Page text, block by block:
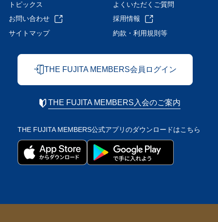
トピックス
よくいただくご質問
お問い合わせ
採用情報
サイトマップ
約款・利用規則等
THE FUJITA MEMBERS会員ログイン
THE FUJITA MEMBERS入会のご案内
THE FUJITA MEMBERS公式アプリのダウンロードはこちら